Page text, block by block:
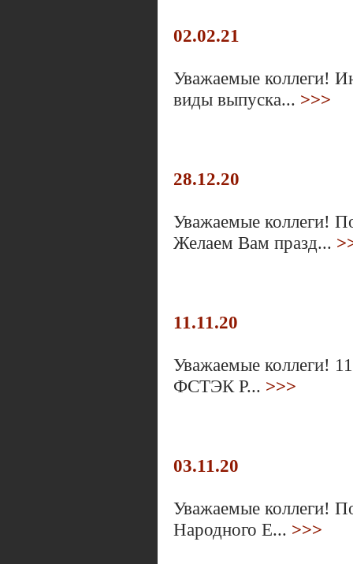
02.02.21
Уважаемые коллеги!
виды выпуска... >>>
28.12.20
Уважаемые коллеги!
Желаем Вам празд...
11.11.20
Уважаемые коллеги!
ФСТЭК Р... >>>
03.11.20
Уважаемые коллеги!
Народного Е... >>>